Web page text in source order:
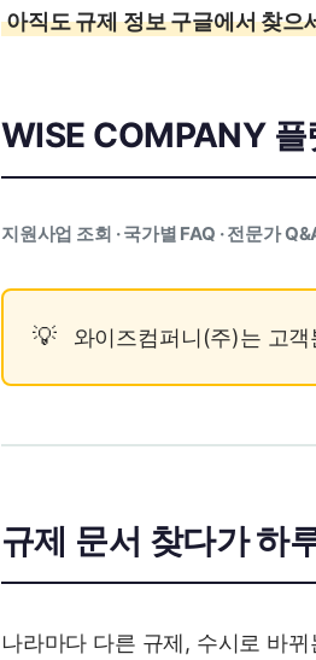
아직도 규제 정보 구글에서 찾으
WISE COMPANY 플
지원사업 조회 · 국가별 FAQ · 전문가
와이즈컴퍼니(주)는 고
규제 문서 찾다가 하
나라마다 다른 규제, 수시로 바